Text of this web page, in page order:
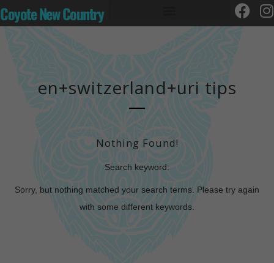
Coyote New Country
en+switzerland+uri tips
Nothing Found!
Search keyword:
Sorry, but nothing matched your search terms. Please try again
with some different keywords.